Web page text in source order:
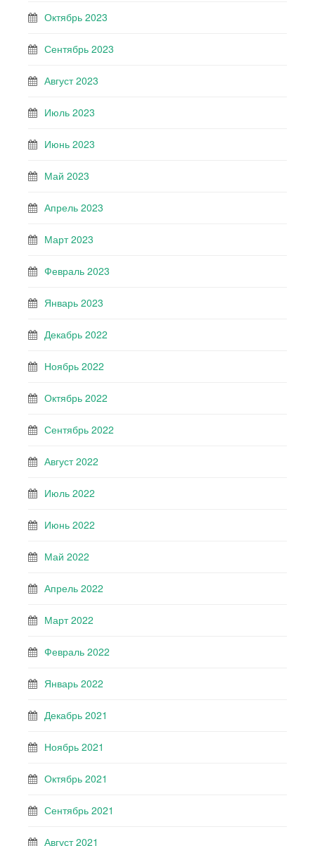
Октябрь 2023
Сентябрь 2023
Август 2023
Июль 2023
Июнь 2023
Май 2023
Апрель 2023
Март 2023
Февраль 2023
Январь 2023
Декабрь 2022
Ноябрь 2022
Октябрь 2022
Сентябрь 2022
Август 2022
Июль 2022
Июнь 2022
Май 2022
Апрель 2022
Март 2022
Февраль 2022
Январь 2022
Декабрь 2021
Ноябрь 2021
Октябрь 2021
Сентябрь 2021
Август 2021